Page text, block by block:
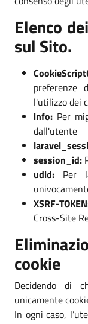
Elenco
sul Sito.
preferenze
l'utilizzo dei
info: Per
dall'utente
session_id:
udid: Per
XSRF-
Cross-Site
cookie
Decidendo di
unicamente
In ogni caso,